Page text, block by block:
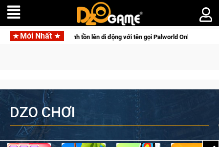
Mới Nhất
tấn săn thú sinh tồn lên di động với tên gọi Palworld Online
DZO CHƠI